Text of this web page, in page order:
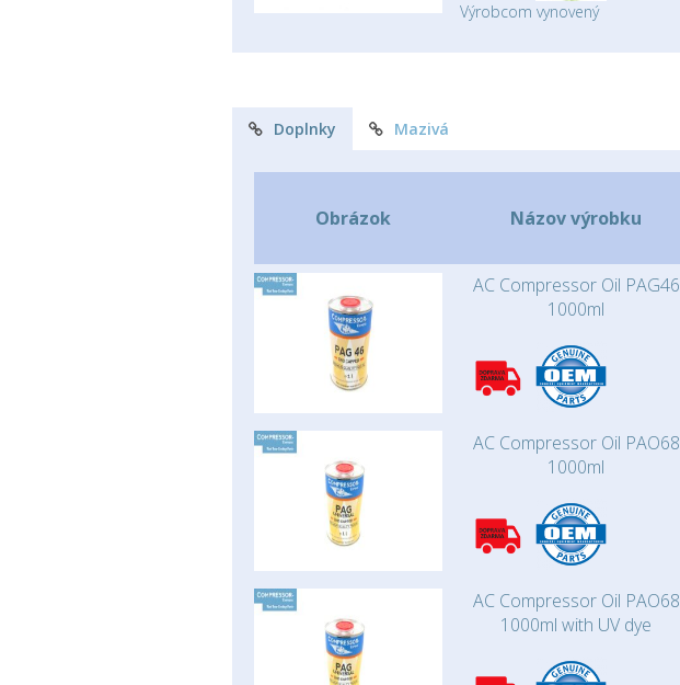
Výrobcom vynovený
Doplnky Mazivá
Obrázok Názov výrobku
AC Compressor Oil PAG46
1000ml
AC Compressor Oil PAO68
1000ml
AC Compressor Oil PAO68
1000ml with UV dye